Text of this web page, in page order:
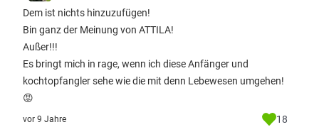
Dem ist nichts hinzuzufügen!
Bin ganz der Meinung von ATTILA!
Außer!!!
Es bringt mich in rage, wenn ich diese Anfänger und
kochtopfangler sehe wie die mit denn Lebewesen umgehen!
😡
vor 9 Jahre 18